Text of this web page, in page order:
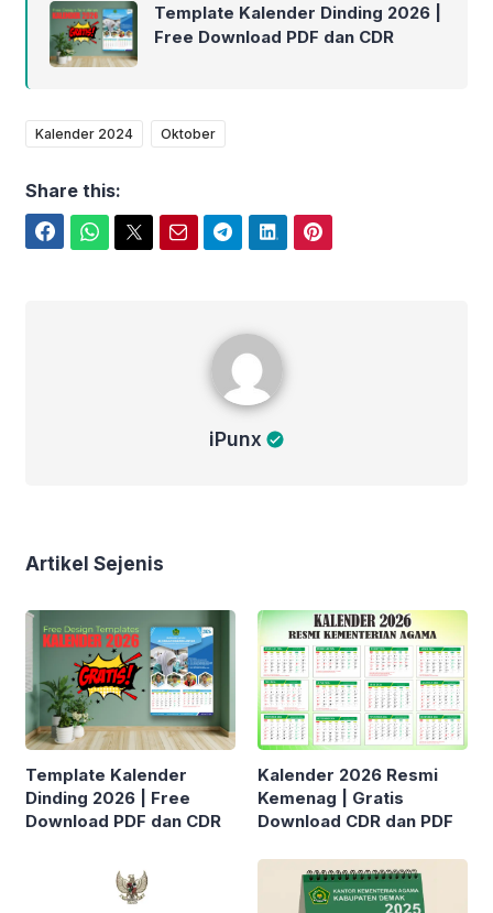
Template Kalender Dinding 2026 |
Free Download PDF dan CDR
Kalender 2024 Oktober
Share this:
iPunx
Artikel Sejenis
Template Kalender
Dinding 2026 | Free
Download PDF dan CDR
Kalender 2026 Resmi
Kemenag | Gratis
Download CDR dan PDF